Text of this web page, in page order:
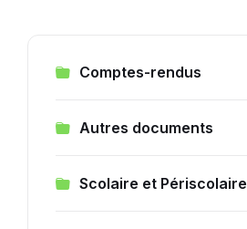
Comptes-rendus
Autres documents
Scolaire et Périscolaire